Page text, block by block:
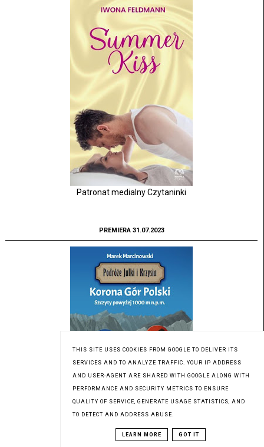
Patronat medialny Czytaninki
PREMIERA 31.07.2023
THIS SITE USES COOKIES FROM GOOGLE TO DELIVER ITS
SERVICES AND TO ANALYZE TRAFFIC. YOUR IP ADDRESS
AND USER-AGENT ARE SHARED WITH GOOGLE ALONG WITH
PERFORMANCE AND SECURITY METRICS TO ENSURE
QUALITY OF SERVICE, GENERATE USAGE STATISTICS, AND
TO DETECT AND ADDRESS ABUSE.
LEARN MORE GOT IT